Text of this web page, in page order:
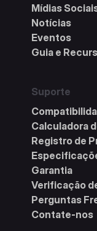
Mídias
Notícias
Eventos
Guia e
Suporte
Calculadora
Registro de
Garantia
Verificação
Perguntas
Contate-nos